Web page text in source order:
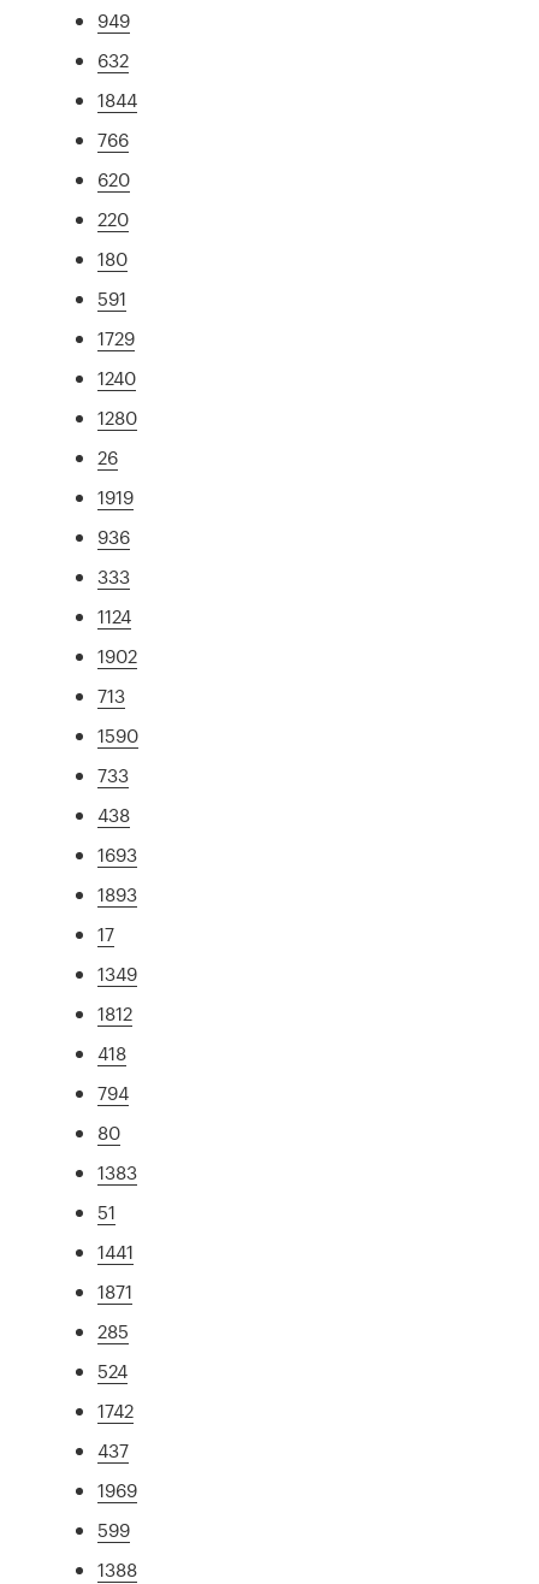
949
632
1844
766
620
220
180
591
1729
1240
1280
26
1919
936
333
1124
1902
713
1590
733
438
1693
1893
17
1349
1812
418
794
80
1383
51
1441
1871
285
524
1742
437
1969
599
1388